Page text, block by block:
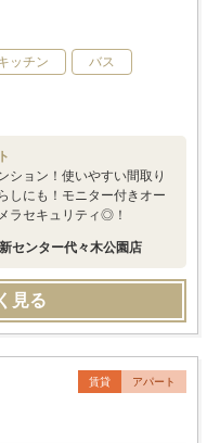
ッチン バス
ション！使いやすい間取り
しにも！モニター付きオー
ラセキュリティ◎！
センター代々木公園店
見る
賃貸 アパート